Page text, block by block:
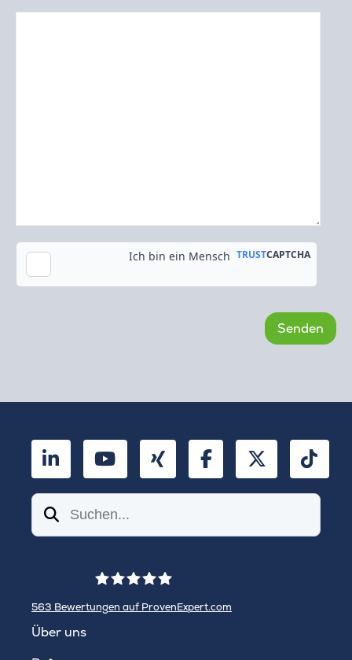
Kopie an meine E-Mail-Adresse senden
LinkedInYouTubeXing FacebookTwitter
Suchen
563 Bewertungen auf ProvenExpert.com
Über uns